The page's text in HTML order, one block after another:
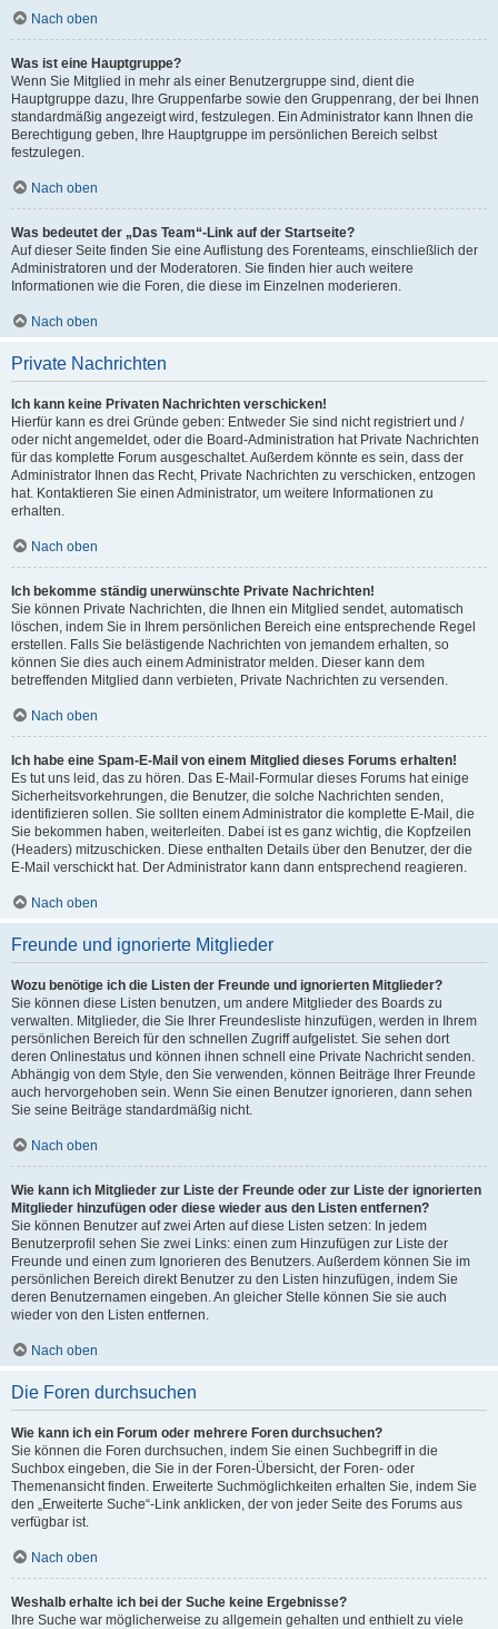
Nach oben
Was ist eine Hauptgruppe?
Wenn Sie Mitglied in mehr als einer Benutzergruppe sind, dient die
Hauptgruppe dazu, Ihre Gruppenfarbe sowie den Gruppenrang, der bei Ihnen
standardmäßig angezeigt wird, festzulegen. Ein Administrator kann Ihnen die
Berechtigung geben, Ihre Hauptgruppe im persönlichen Bereich selbst
festzulegen.
Nach oben
Was bedeutet der „Das Team“-Link auf der Startseite?
Auf dieser Seite finden Sie eine Auflistung des Forenteams, einschließlich der
Administratoren und der Moderatoren. Sie finden hier auch weitere
Informationen wie die Foren, die diese im Einzelnen moderieren.
Nach oben
Private Nachrichten
Ich kann keine Privaten Nachrichten verschicken!
Hierfür kann es drei Gründe geben: Entweder Sie sind nicht registriert und /
oder nicht angemeldet, oder die Board-Administration hat Private Nachrichten
für das komplette Forum ausgeschaltet. Außerdem könnte es sein, dass der
Administrator Ihnen das Recht, Private Nachrichten zu verschicken, entzogen
hat. Kontaktieren Sie einen Administrator, um weitere Informationen zu
erhalten.
Nach oben
Ich bekomme ständig unerwünschte Private Nachrichten!
Sie können Private Nachrichten, die Ihnen ein Mitglied sendet, automatisch
löschen, indem Sie in Ihrem persönlichen Bereich eine entsprechende Regel
erstellen. Falls Sie belästigende Nachrichten von jemandem erhalten, so
können Sie dies auch einem Administrator melden. Dieser kann dem
betreffenden Mitglied dann verbieten, Private Nachrichten zu versenden.
Nach oben
Ich habe eine Spam-E-Mail von einem Mitglied dieses Forums erhalten!
Es tut uns leid, das zu hören. Das E-Mail-Formular dieses Forums hat einige
Sicherheitsvorkehrungen, die Benutzer, die solche Nachrichten senden,
identifizieren sollen. Sie sollten einem Administrator die komplette E-Mail, die
Sie bekommen haben, weiterleiten. Dabei ist es ganz wichtig, die Kopfzeilen
(Headers) mitzuschicken. Diese enthalten Details über den Benutzer, der die
E-Mail verschickt hat. Der Administrator kann dann entsprechend reagieren.
Nach oben
Freunde und ignorierte Mitglieder
Wozu benötige ich die Listen der Freunde und ignorierten Mitglieder?
Sie können diese Listen benutzen, um andere Mitglieder des Boards zu
verwalten. Mitglieder, die Sie Ihrer Freundesliste hinzufügen, werden in Ihrem
persönlichen Bereich für den schnellen Zugriff aufgelistet. Sie sehen dort
deren Onlinestatus und können ihnen schnell eine Private Nachricht senden.
Abhängig von dem Style, den Sie verwenden, können Beiträge Ihrer Freunde
auch hervorgehoben sein. Wenn Sie einen Benutzer ignorieren, dann sehen
Sie seine Beiträge standardmäßig nicht.
Nach oben
Wie kann ich Mitglieder zur Liste der Freunde oder zur Liste der ignorierten
Mitglieder hinzufügen oder diese wieder aus den Listen entfernen?
Sie können Benutzer auf zwei Arten auf diese Listen setzen: In jedem
Benutzerprofil sehen Sie zwei Links: einen zum Hinzufügen zur Liste der
Freunde und einen zum Ignorieren des Benutzers. Außerdem können Sie im
persönlichen Bereich direkt Benutzer zu den Listen hinzufügen, indem Sie
deren Benutzernamen eingeben. An gleicher Stelle können Sie sie auch
wieder von den Listen entfernen.
Nach oben
Die Foren durchsuchen
Wie kann ich ein Forum oder mehrere Foren durchsuchen?
Sie können die Foren durchsuchen, indem Sie einen Suchbegriff in die
Suchbox eingeben, die Sie in der Foren-Übersicht, der Foren- oder
Themenansicht finden. Erweiterte Suchmöglichkeiten erhalten Sie, indem Sie
den „Erweiterte Suche“-Link anklicken, der von jeder Seite des Forums aus
verfügbar ist.
Nach oben
Weshalb erhalte ich bei der Suche keine Ergebnisse?
Ihre Suche war möglicherweise zu allgemein gehalten und enthielt zu viele